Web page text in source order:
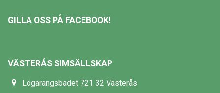
GILLA OSS PÅ FACEBOOK!
VÄSTERÅS SIMSÄLLSKAP
Lögarängsbadet 721 32 Västerås